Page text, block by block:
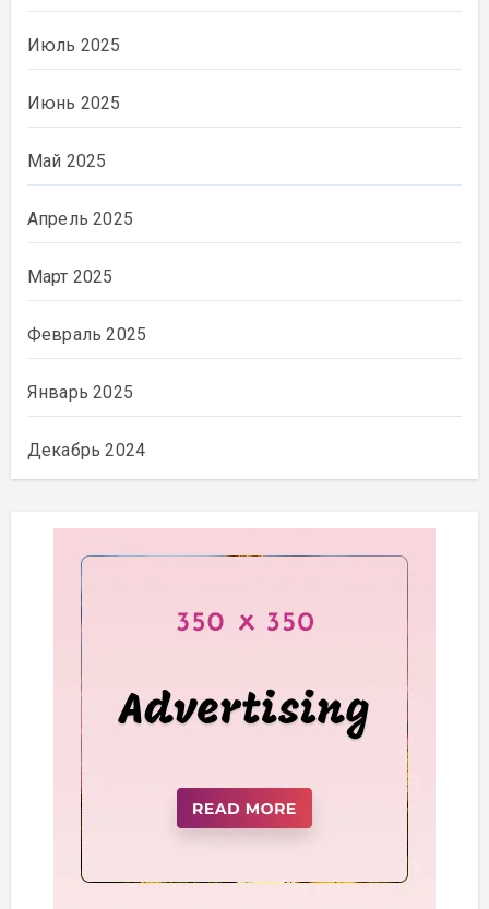
Июль 2025
Июнь 2025
Май 2025
Апрель 2025
Март 2025
Февраль 2025
Январь 2025
Декабрь 2024